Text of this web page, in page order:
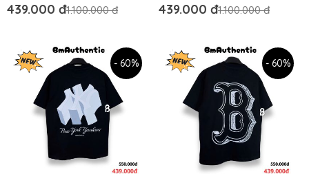
AUTHENTIC
439.000 đ1.100.000 đ 439.000 đ1.100.000 đ
- 60% - 60%